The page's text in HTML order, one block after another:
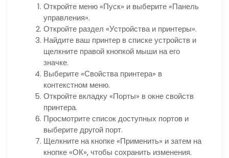
Откройте меню «Пуск» и выберите «Панель
управления».
Откройте раздел «Устройства и принтеры».
Найдите ваш принтер в списке устройств и
щелкните правой кнопкой мыши на его
значке.
Выберите «Свойства принтера» в
контекстном меню.
Откройте вкладку «Порты» в окне свойств
принтера.
Просмотрите список доступных портов и
выберите другой порт.
Щелкните на кнопке «Применить» и затем на
кнопке «ОК», чтобы сохранить изменения.